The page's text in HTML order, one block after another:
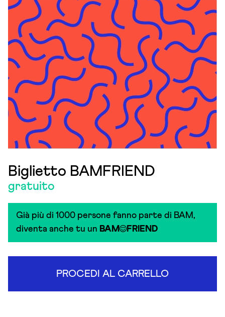
Biglietto BAMFRIEND
gratuito
Già più di 1000 persone fanno parte di BAM,
diventa anche tu un BAM FRIEND
PROCEDI AL CARRELLO